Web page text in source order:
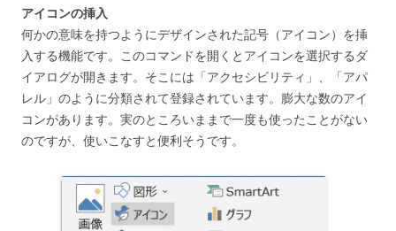
アイコンの挿入
何かの意味を持つようにデザインされた記号（アイコン）を挿
入する機能です。このコマンドを開くとアイコンを選択するダ
イアログが開きます。そこには「アクセシビリティ」、「アパ
レル」のように分類されて登録されています。膨大な数のアイ
コンがあります。実のところいままで一度も使ったことがない
のですが、使いこなすと便利そうです。